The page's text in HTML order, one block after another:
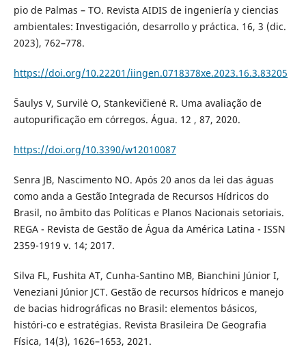
pio de Palmas – TO. Revista AIDIS de ingeniería y ciencias
ambientales: Investigación, desarrollo y práctica. 16, 3 (dic.
2023), 762–778.
https://doi.org/10.22201/iingen.0718378xe.2023.16.3.83205
Šaulys V, Survilė O, Stankevičienė R. Uma avaliação de
autopurificação em córregos. Água. 12 , 87, 2020.
https://doi.org/10.3390/w12010087
Senra JB, Nascimento NO. Após 20 anos da lei das águas
como anda a Gestão Integrada de Recursos Hídricos do
Brasil, no âmbito das Políticas e Planos Nacionais setoriais.
REGA - Revista de Gestão de Água da América Latina - ISSN
2359-1919 v. 14; 2017.
Silva FL, Fushita AT, Cunha-Santino MB, Bianchini Júnior I,
Veneziani Júnior JCT. Gestão de recursos hídricos e manejo
de bacias hidrográficas no Brasil: elementos básicos,
históri-co e estratégias. Revista Brasileira De Geografia
Física, 14(3), 1626–1653, 2021.